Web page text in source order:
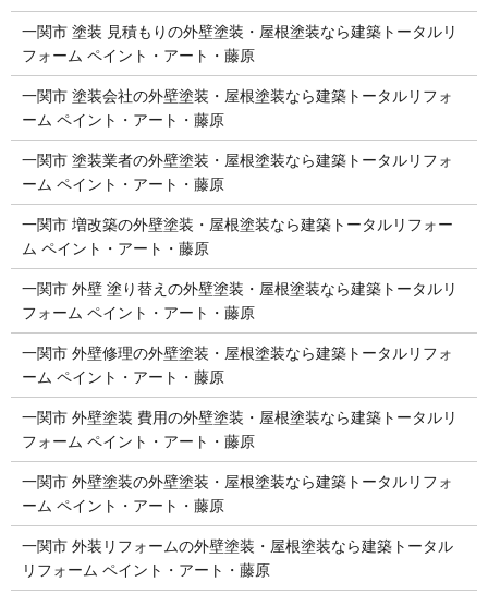
一関市 塗装 見積もりの外壁塗装・屋根塗装なら建築トータルリ
フォーム ペイント・アート・藤原
一関市 塗装会社の外壁塗装・屋根塗装なら建築トータルリフォ
ーム ペイント・アート・藤原
一関市 塗装業者の外壁塗装・屋根塗装なら建築トータルリフォ
ーム ペイント・アート・藤原
一関市 増改築の外壁塗装・屋根塗装なら建築トータルリフォー
ム ペイント・アート・藤原
一関市 外壁 塗り替えの外壁塗装・屋根塗装なら建築トータルリ
フォーム ペイント・アート・藤原
一関市 外壁修理の外壁塗装・屋根塗装なら建築トータルリフォ
ーム ペイント・アート・藤原
一関市 外壁塗装 費用の外壁塗装・屋根塗装なら建築トータルリ
フォーム ペイント・アート・藤原
一関市 外壁塗装の外壁塗装・屋根塗装なら建築トータルリフォ
ーム ペイント・アート・藤原
一関市 外装リフォームの外壁塗装・屋根塗装なら建築トータル
リフォーム ペイント・アート・藤原